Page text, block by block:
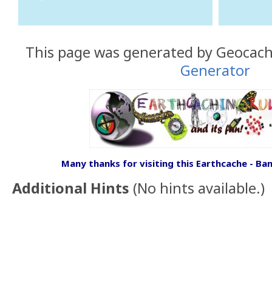
This page was generated by
Generator
Many thanks for visiting this Earthcache -
Additional Hints (No hints available.)